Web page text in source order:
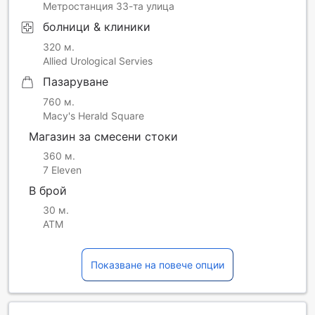
Метростанция 33-та улица
болници & клиники
320 м.
Allied Urological Servies
Пазаруване
760 м.
Macy's Herald Square
Магазин за смесени стоки
360 м.
7 Eleven
В брой
30 м.
ATM
Показване на повече опции